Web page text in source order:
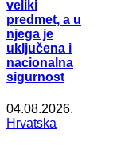
veliki
predmet, a u
njega je
uključena i
nacionalna
sigurnost
04.08.2026.
Hrvatska